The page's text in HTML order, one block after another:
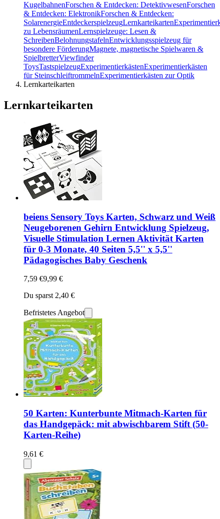
KugelbahnenForschen & Entdecken: DetektivwesenForschen
& Entdecken: ElektronikForschen & Entdecken:
SolarenergieEntdeckerspielzeugLernkarteikarten
zu LebensräumenLernspielzeuge: Lesen &
SchreibenBelohnungstafelnEntwicklungsspielzeug für
besondere FörderungMagnete, magnetische Spielwaren &
SpielbretterViewfinder
ToysTastspielzeugExperimentierkästenExperimentierkästen
für SteinschleiftrommelnExperimentierkästen zur Optik
Lernkarteikarten
Lernkarteikarten
beiens Sensory Toys Karten, Schwarz und Weiß
Neugeborenen Gehirn Entwicklung Spielzeug,
Visuelle Stimulation Lernen Aktivität Karten
für 0-3 Monate, 40 Seiten 5,5'' x 5,5''
Pädagogisches Baby Geschenk
7,59 €9,99 €
Du sparst 2,40 €
Befristetes Angebot
50 Karten: Kunterbunte Mitmach-Karten für
das Handgepäck: mit abwischbarem Stift (50-
Karten-Reihe)
9,61 €